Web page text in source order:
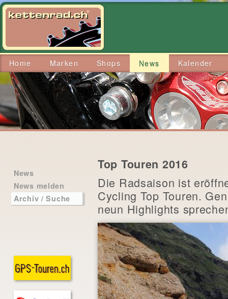
Home Marken Shops News Kalender
News
News melden
Archiv / Suche
Top Touren 2016
Die Radsaison ist
Cycling Top Touren.
neun Highlights